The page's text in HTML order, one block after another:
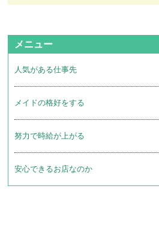
メニュー
人気がある仕事先
メイドの格好をする
努力で時給が上がる
安心できるお店なのか